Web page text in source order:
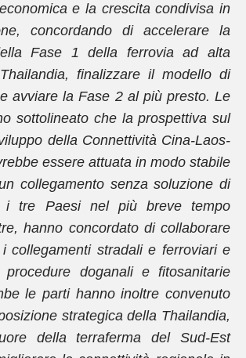
e la crescita condivisa in
concordando di accelerare la
Fase 1 della ferrovia ad alta
finalizzare il modello di
avviare la Fase 2 al più presto. Le
sottolineato che la prospettiva sul
della Connettività Cina-Laos-
essere attuata in modo stabile
collegamento senza soluzione di
i tre Paesi nel più breve tempo
hanno concordato di collaborare
collegamenti stradali e ferroviari e
procedure doganali e fitosanitarie
le parti hanno inoltre convenuto
strategica della Thailandia,
della terraferma del Sud-Est